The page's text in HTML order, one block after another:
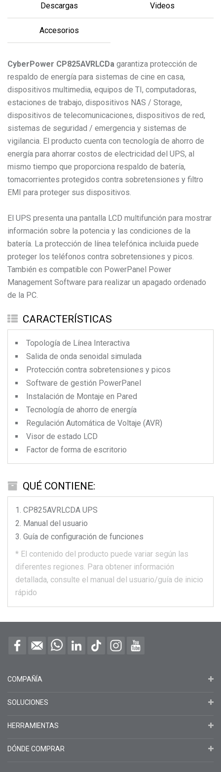
Descargas Videos
Accesorios
CyberPower CP825AVRLCDa garantiza protección de
respaldo de energía para sistemas de cine en casa,
dispositivos multimedia, equipos de TI, computadoras,
estaciones de trabajo, dispositivos NAS / Storage,
dispositivos de telecomunicaciones, dispositivos de red,
sistemas de seguridad / emergencia y sistemas de
vigilancia. El producto cuenta con tecnología de ahorro de
energía para ahorrar costos de electricidad del UPS, al
mismo tiempo que proporciona respaldo de batería,
tomacorrientes protegidos contra sobretensiones y filtro
EMI para proteger sus dispositivos.
El UPS presenta una pantalla LCD multifunción para mostrar
información sobre la potencia y las condiciones de la
batería. La protección de línea telefónica incluida puede
proteger los teléfonos contra sobretensiones y picos.
También es compatible con PowerPanel Power
Management Software para realizar un apagado ordenado
de la PC.
CARACTERÍSTICAS
Topología de Línea Interactiva
Salida de onda senoidal simulada
Protección contra sobretensiones y picos
Software de gestión PowerPanel
Instalación de Montaje en Pared
Tecnología de ahorro de energía
Regulación Automática de Voltaje (AVR)
Visor de estado LCD
Factor de forma de escritorio
QUÉ CONTIENE:
CP825AVRLCDA UPS
Manual del usuario
Guía de configuración de funciones
* El contenido del producto puede variar según las
diferentes regiones. Para obtener información
detallada, consulte el manual del usuario/guía de inicio
rápido
COMPAÑÍA
SOLUCIONES
HERRAMIENTAS
DÓNDE COMPRAR